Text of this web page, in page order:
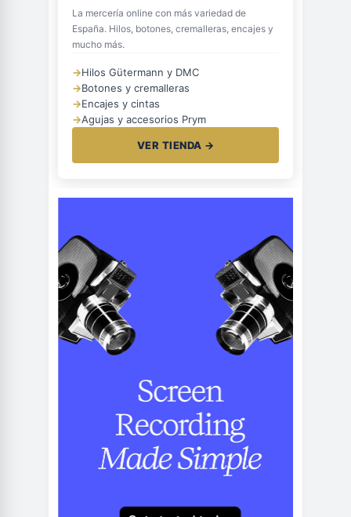
La mercería online con más variedad de
España. Hilos, botones, cremalleras, encajes y
mucho más.
→Hilos Gütermann y DMC
→Botones y cremalleras
→Encajes y cintas
→Agujas y accesorios Prym
VER TIENDA →